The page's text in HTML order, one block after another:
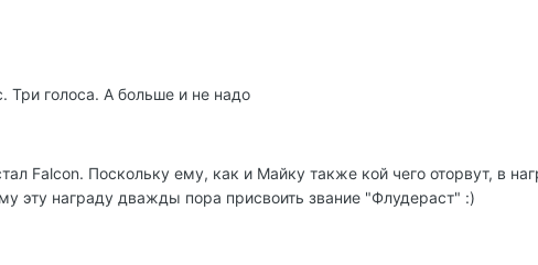
Три голоса. А больше и не надо
Falcon. Поскольку ему, как и Майку также кой чего оторвут, в
эту награду дважды пора присвоить звание "Флудераст" :)